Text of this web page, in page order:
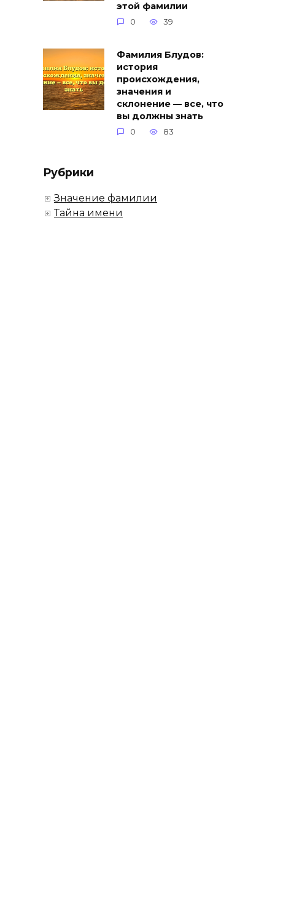
этой фамилии
0 39
Фамилия Блудов:
история
происхождения,
значения и
склонение — все, что
вы должны знать
0 83
Рубрики
Значение фамилии
Тайна имени